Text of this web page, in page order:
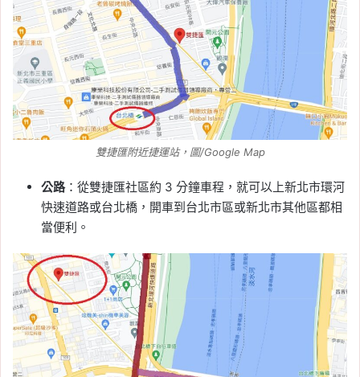
雙捷匯附近捷運站，圖/Google Map
公路：從雙捷匯社區約 3 分鐘車程，就可以上新北市環河
快速道路或台北橋，開車到台北市區或新北市其他區都相
當便利。